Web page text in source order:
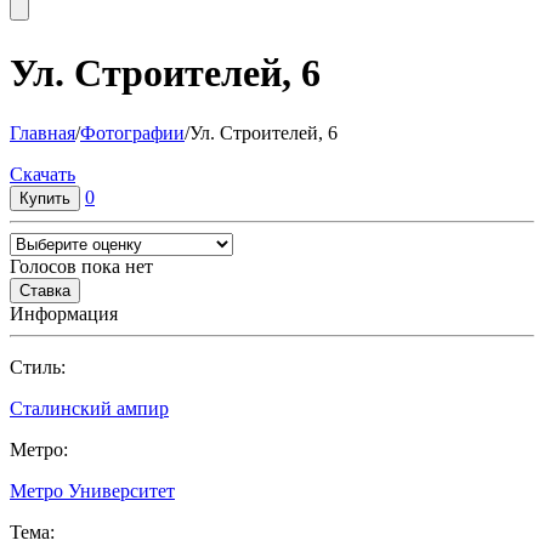
Ул. Строителей, 6
Главная/Фотографии/Ул. Строителей, 6
Cкачать
0
Голосов пока нет
Информация
Cтиль:
Сталинский ампир
Метро:
Метро Университет
Тема: